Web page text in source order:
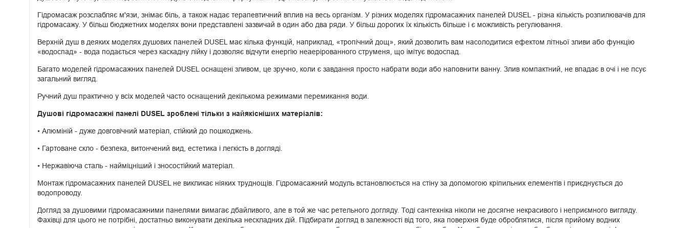
Гідромасаж розслабляє м'язи, знімає біль, а також надає терапевтичний вплив на весь організм. У різних моделях гідромасажних панелей DUSEL - різна кількість розпилювачів для
гідромасажу. У більш бюджетних моделях вони представлені зазвичай в один або два ряди. У більш дорогих їх кількість більше і є можливість регулювання.
Верхній душ в деяких моделях душових панелей DUSEL має кілька функцій, наприклад, «тропічний дощ», який дозволить вам насолодитися ефектом літньої зливи або функцію
«водоспад» - вода подається через каскадну лійку і дозволяє відчути енергію неаерірованного струменя, що імітує водоспад.
Багато моделей гідромасажних панелей DUSEL оснащені зливом, це зручно, коли є завдання просто набрати води або наповнити ванну. Злив компактний, не впадає в очі і не псує
загальний вигляд.
Ручний душ практично у всіх моделей часто оснащений декількома режимами перемикання води.
Душові гідромасажні панелі DUSEL зроблені тільки з найякісніших матеріалів:
• Алюміній - дуже довговічний матеріал, стійкий до пошкоджень.
• Гартоване скло - безпека, витончений вид, естетика і легкість в догляді.
• Нержавіюча сталь - найміцніший і зносостійкий матеріал.
Монтаж гідромасажних панелей DUSEL не викликає ніяких труднощів. Гідромасажний модуль встановлюється на стіну за допомогою кріпильних елементів і приєднується до
водопроводу.
Догляд за душовими гідромасажними панелями вимагає дбайливого, але в той же час ретельного догляду. Тоді сантехніка ніколи не досягне некрасивого і неприємного вигляду.
Фахівці для цього не потрібні, достатньо виконувати декілька нескладних дій. Підбирати догляд в залежності від того, яка поверхня буде оброблятися, після прийому водних